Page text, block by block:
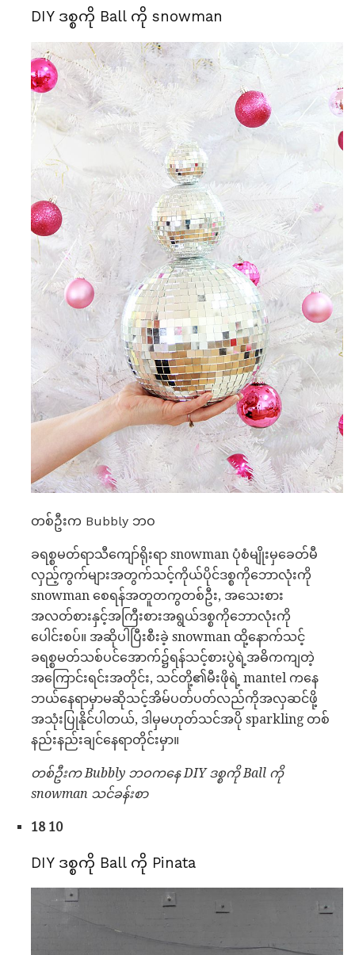
DIY ဒစ္စကို Ball ကို snowman
တစ်ဦးက Bubbly ဘဝ
ခရစ္စမတ်ရာသီကျော်ရိုးရာ snowman ပုံစံမျိုးမှခေတ်မီ
လှည့်ကွက်များအတွက်သင့်ကိုယ်ပိုင်ဒစ္စကိုဘောလုံးကို
snowman စေရန်အတူတကွတစ်ဦး, အသေးစား
အလတ်စားနှင့်အကြီးစားအရွယ်ဒစ္စကိုဘောလုံးကို
ပေါင်းစပ်။ အဆိုပါပြီးစီးခဲ့ snowman ထို့နောက်သင့်
ခရစ္စမတ်သစ်ပင်အောက်၌ရန်သင့်စားပွဲရဲ့အဓိကကျတဲ့
အကြောင်းရင်းအတိုင်း, သင်တို့၏မီးဖိုရဲ့ mantel ကနေ
ဘယ်နေရာမှာမဆိုသင့်အိမ်ပတ်ပတ်လည်ကိုအလှဆင်ဖို့
အသုံးပြုနိုင်ပါတယ်, ဒါမှမဟုတ်သင်အပို sparkling တစ်
နည်းနည်းချင်နေရာတိုင်းမှာ။
တစ်ဦးက Bubbly ဘဝကနေ DIY ဒစ္စကို Ball ကို
snowman သင်ခန်းစာ
18 10
DIY ဒစ္စကို Ball ကို Pinata